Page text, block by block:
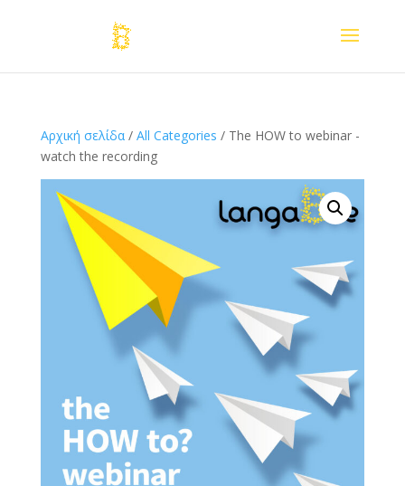
Αρχική σελίδα/ All Categories / The HOW to webinar -
watch the recording